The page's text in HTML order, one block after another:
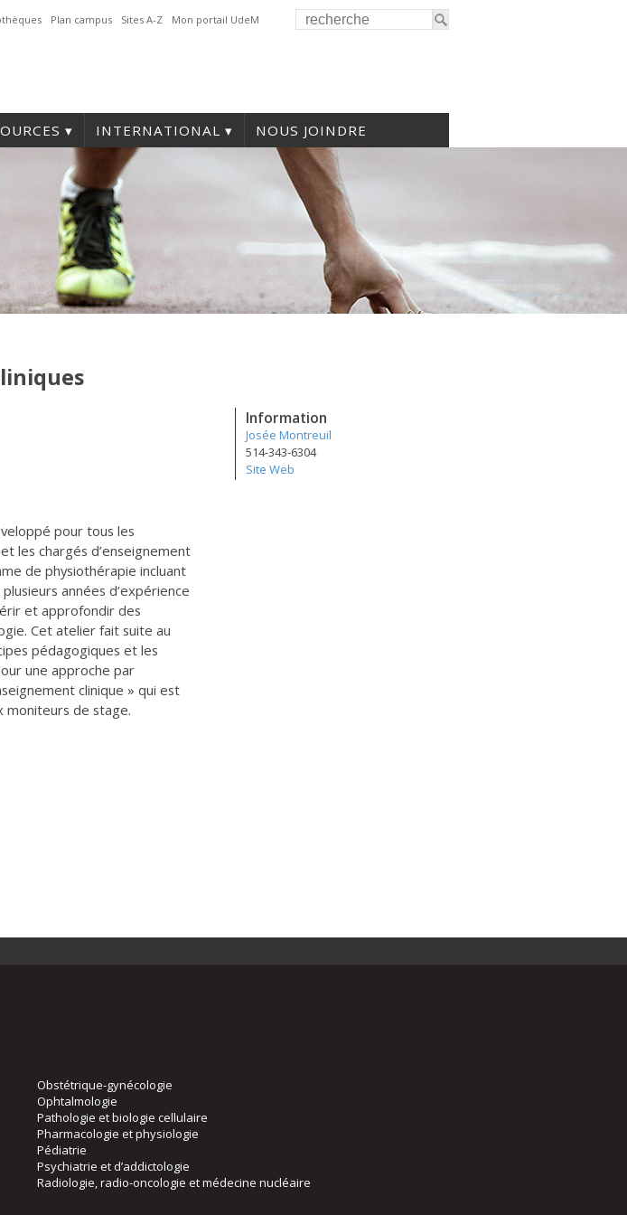
Plan campus Sites A-Z Mon portail UdeM
INTERNATIONAL NOUS JOINDRE
Information
Josée Montreuil
514-343-6304
Site Web
pour tous les
les chargés d’enseignement
de physiothérapie incluant
années d’expérience
et approfondir des
Cet atelier fait suite au
pédagogiques et les
une approche par
clinique » qui est
moniteurs de stage.
Obstétrique-gynécologie
Ophtalmologie
Pathologie et biologie cellulaire
Pharmacologie et physiologie
Pédiatrie
Psychiatrie et d’addictologie
Radiologie, radio-oncologie et médecine nucléaire